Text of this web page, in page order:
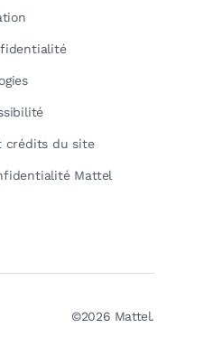
crédits du site
Mattel
©2026 Mattel.